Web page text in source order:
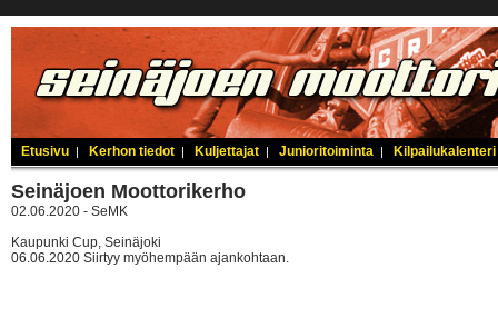
Etusivu | Kerhon tiedot | Kuljettajat | Junioritoiminta | Kilpailukalenteri
Seinäjoen Moottorikerho
02.06.2020 - SeMK
Kaupunki Cup, Seinäjoki
06.06.2020 Siirtyy myöhempään ajankohtaan.